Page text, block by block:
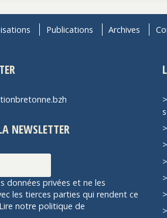
Publications Archives
NEWSLETTER
données privées et ne les
les tierces parties qui rendent ce
Lire notre politique de